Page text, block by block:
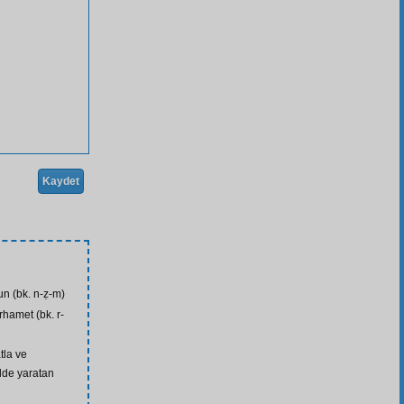
Kaydet
(bk. n-ẓ-m)
(bk. r-
ve
yaratan